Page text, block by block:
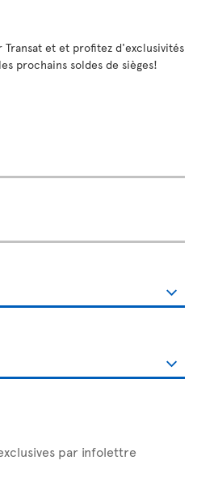
et et profitez d'exclusivités
prochains soldes de sièges!
par infolettre